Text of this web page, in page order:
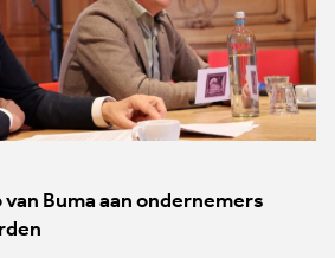
Buma aan ondernemers